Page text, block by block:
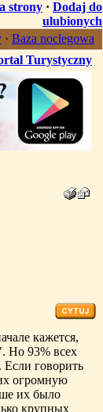
strony · Dodaj do
ulubionych
· Baza noclegowa
Turystyczny
кажется,
Но 93% всех
Если говорить
огромную
их было
крупных